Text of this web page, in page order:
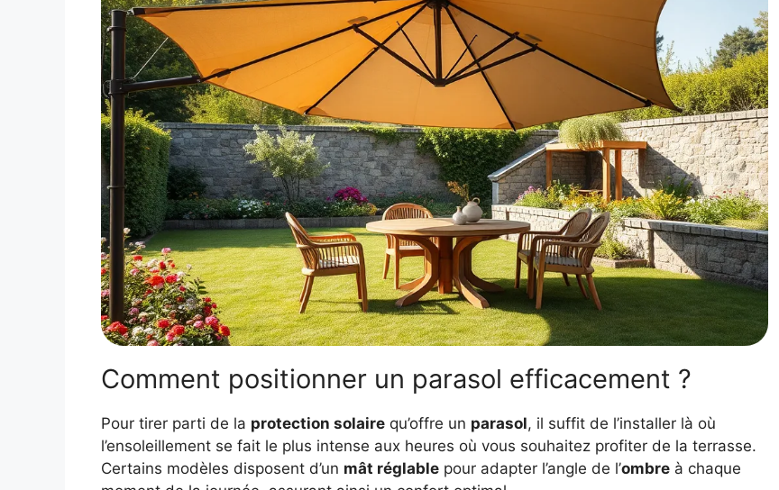
Comment positionner un parasol efficacement ?
Pour tirer parti de la protection solaire qu’offre un parasol, il suffit de l’installer là où
l’ensoleillement se fait le plus intense aux heures où vous souhaitez profiter de la terrasse.
Certains modèles disposent d’un mât réglable pour adapter l’angle de l’ombre à chaque